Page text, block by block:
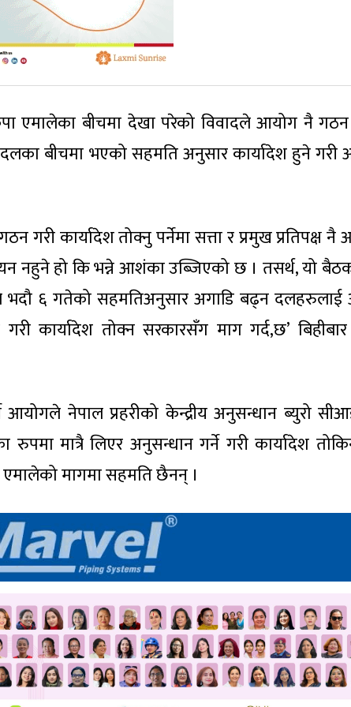
एमालेका बीचमा देखा परेको विवादले आयोग नै
बीचमा भएको सहमति अनुसार कार्यादेश हुने गरी
गरी कार्यादेश तोक्नु पर्नेमा सत्ता र प्रमुख प्रतिपक्ष नै
नहुने हो कि भन्ने आशंका उब्जिएको छ । तसर्थ, यो
भदौ ६ गतेको सहमतिअनुसार अगाडि बढ्न दलहरुलाई
कार्यादेश तोक्न सरकारसँग माग गर्द,छ’ बिहीबार
नेपाल प्रहरीको केन्द्रीय अनुसन्धान ब्युरो
रुपमा मात्रै लिएर अनुसन्धान गर्ने गरी कार्यादेश
मागमा सहमति छैनन् ।